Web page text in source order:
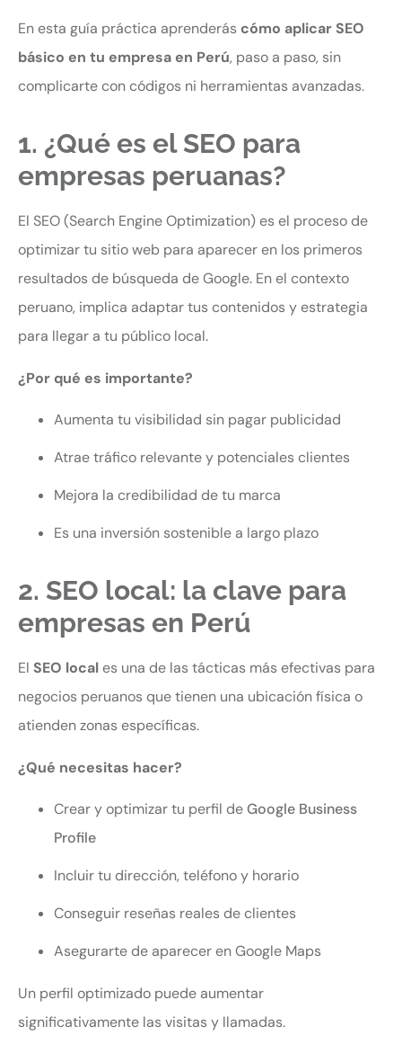
En esta guía práctica aprenderás cómo aplicar SEO
básico en tu empresa en Perú, paso a paso, sin
complicarte con códigos ni herramientas avanzadas.
1. ¿Qué es el SEO para
empresas peruanas?
El SEO (Search Engine Optimization) es el proceso de
optimizar tu sitio web para aparecer en los primeros
resultados de búsqueda de Google. En el contexto
peruano, implica adaptar tus contenidos y estrategia
para llegar a tu público local.
¿Por qué es importante?
Aumenta tu visibilidad sin pagar publicidad
Atrae tráfico relevante y potenciales clientes
Mejora la credibilidad de tu marca
Es una inversión sostenible a largo plazo
2. SEO local: la clave para
empresas en Perú
El SEO locales una de las tácticas más efectivas para
negocios peruanos que tienen una ubicación física o
atienden zonas específicas.
¿Qué necesitas hacer?
Crear y optimizar tu perfil deGoogle Business
Profile
Incluir tu dirección, teléfono y horario
Conseguir reseñas reales de clientes
Asegurarte de aparecer en Google Maps
Un perfil optimizado puede aumentar
significativamente las visitas y llamadas.